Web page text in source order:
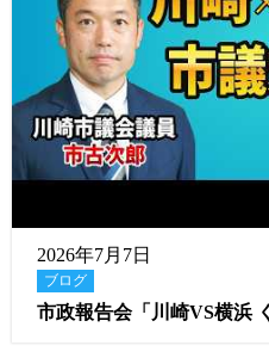
2026年7月7日
ブログ
市政報告会「川崎VS横浜